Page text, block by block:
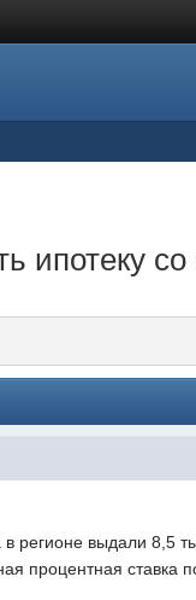
ипотеку
регионе выдали 8,5
процентная ставка